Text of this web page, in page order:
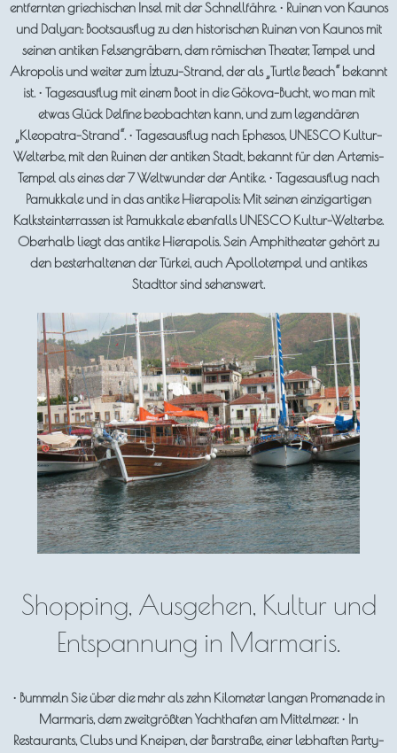
entfernten griechischen Insel mit der Schnellfähre. • Ruinen von Kaunos
und Dalyan: Bootsausflug zu den historischen Ruinen von Kaunos mit
seinen antiken Felsengräbern, dem römischen Theater, Tempel und
Akropolis und weiter zum İztuzu-Strand, der als „Turtle Beach“ bekannt
ist. • Tagesausflug mit einem Boot in die Gökova-Bucht, wo man mit
etwas Glück Delfine beobachten kann, und zum legendären
„Kleopatra-Strand“. • Tagesausflug nach Ephesos, UNESCO Kultur-
Welterbe, mit den Ruinen der antiken Stadt, bekannt für den Artemis-
Tempel als eines der 7 Weltwunder der Antike. • Tagesausflug nach
Pamukkale und in das antike Hierapolis: Mit seinen einzigartigen
Kalksteinterrassen ist Pamukkale ebenfalls UNESCO Kultur-Welterbe.
Oberhalb liegt das antike Hierapolis. Sein Amphitheater gehört zu
den besterhaltenen der Türkei, auch Apollotempel und antikes
Stadttor sind sehenswert.
Shopping, Ausgehen, Kultur und
Entspannung in Marmaris.
• Bummeln Sie über die mehr als zehn Kilometer langen Promenade in
Marmaris, dem zweitgrößten Yachthafen am Mittelmeer. • In
Restaurants, Clubs und Kneipen, der Barstraße, einer lebhaften Party-